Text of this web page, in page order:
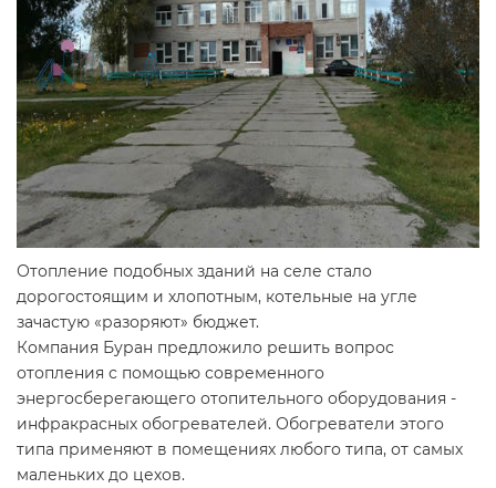
Отопление подобных зданий на селе стало
дорогостоящим и хлопотным, котельные на угле
зачастую «разоряют» бюджет.
Компания Буран предложило решить вопрос
отопления с помощью современного
энергосберегающего отопительного оборудования -
инфракрасных обогревателей. Обогреватели этого
типа применяют в помещениях любого типа, от самых
маленьких до цехов.